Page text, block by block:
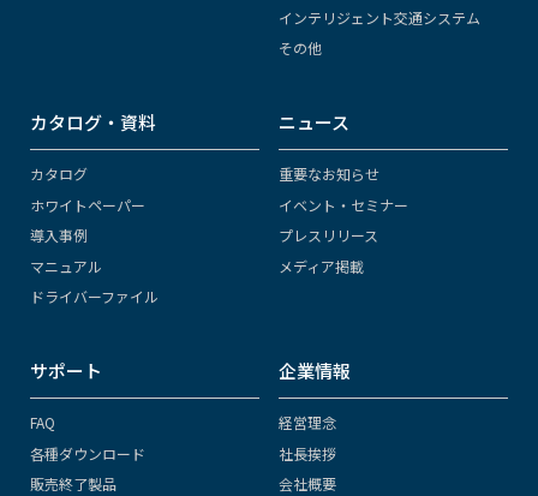
インテリジェント交通システム
その他
カタログ・資料
カタログ
ホワイトペーパー
導入事例
マニュアル
ドライバーファイル
ニュース
重要なお知らせ
イベント・セミナー
プレスリリース
メディア掲載
サポート
FAQ
各種ダウンロード
販売終了製品
企業情報
経営理念
社長挨拶
会社概要